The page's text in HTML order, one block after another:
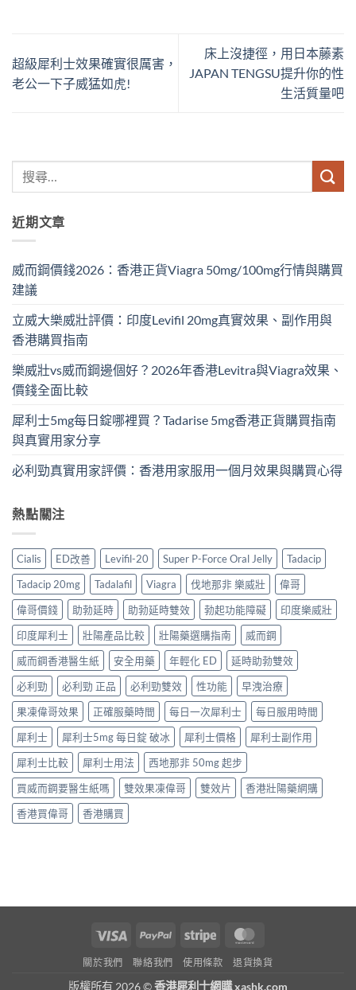
超級犀利士效果確實很厲害，
老公一下子威猛如虎!
床上沒捷徑，用日本藤素
JAPAN TENGSU提升你的性
生活質量吧
近期文章
威而鋼價錢2026：香港正貨Viagra 50mg/100mg行情與購買
建議
立威大樂威壯評價：印度Levifil 20mg真實效果、副作用與
香港購買指南
樂威壯vs威而鋼邊個好？2026年香港Levitra與Viagra效果、
價錢全面比較
犀利士5mg每日錠哪裡買？Tadarise 5mg香港正貨購買指南
與真實用家分享
必利勁真實用家評價：香港用家服用一個月效果與購買心得
熱點關注
Cialis ED改善 Levifil-20 Super P-Force Oral Jelly
Tadacip
Tadacip 20mg
Tadalafil Viagra 伐地那非 樂威壯
偉哥
偉哥價錢
助勃延時 助勃延時雙效 勃起功能障礙
印度樂威壯
印度犀利士
壯陽產品比較 壯陽藥選購指南
威而鋼
威而鋼香港醫生紙
安全用藥 年輕化 ED
延時助勃雙效
必利勁
必利勁 正品 必利勁雙效 性功能
早洩治療
果凍偉哥效果
正確服藥時間 每日一次犀利士
每日服用時間
犀利士
犀利士5mg 每日錠 破冰 犀利士價格
犀利士副作用
犀利士比較
犀利士用法
西地那非 50mg 起步
買威而鋼要醫生紙嗎
雙效果凍偉哥 雙效片
香港壯陽藥網購
香港買偉哥
香港購買
Visa PayPal Stripe
關於我們 聯絡我們 使用條款 退貨換貨
版權所有 2026 ©香港犀利士網購 xashk.com